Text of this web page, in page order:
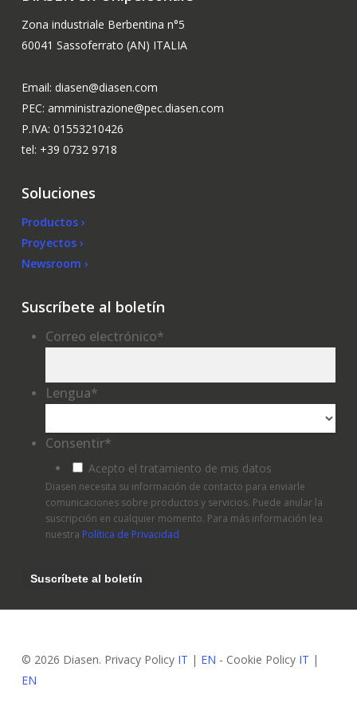
Zona industriale Berbentina n°5
60041 Sassoferrato (AN) ITALIA
Email: diasen@diasen.com
PEC: amministrazione@pec.diasen.com
P.IVA: 01553210426
tel: +39 0732 9718
Soluciones
Productos ›
Proyectos ›
Newsroom ›
Suscríbete al boletín
Correo electrónico*
Lengua*
Consentir*
Acepto el tratamiento de mis datos
Diasen necesita su información de contacto para enviarle
comunicaciones sobre productos y servicios. Puede anular la
suscripción en cualquier momento. Para más información lea
nuestra Política de Privacidad
© 2026 Diasen. Privacy Policy IT | EN - Cookie Policy IT |
EN